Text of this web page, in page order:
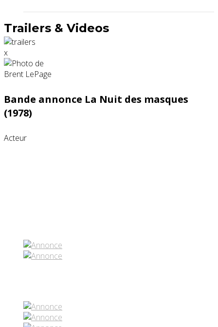
Trailers & Videos
x
Bande annonce La Nuit des masques
(1978)
Acteur